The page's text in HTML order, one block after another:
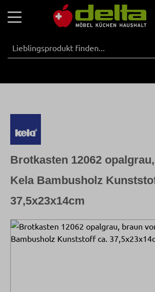
Zum Hauptinhalt springen
Bildergalerie überspringen
Brotkasten 12062
Kela Bambusholz
37,5x23x14cm